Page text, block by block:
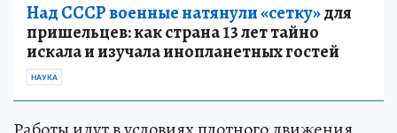
Над СССР военные натянули «сетку»для
пришельцев: как страна 13 лет тайно
искала и изучала инопланетных гостей
НАУКА